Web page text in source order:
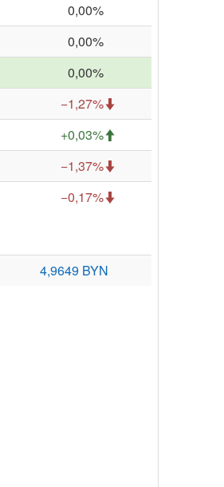
0,00%
0,00%
0,00%
−1,27%
+0,03%
−1,37%
−0,17%
4,9649 BYN